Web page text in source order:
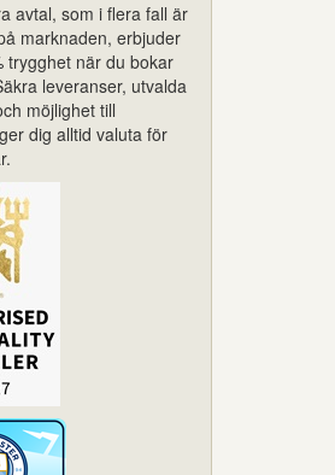
avtal, som i flera fall är
marknaden, erbjuder
trygghet när du bokar
leveranser, utvalda
möjlighet till
dig alltid valuta för